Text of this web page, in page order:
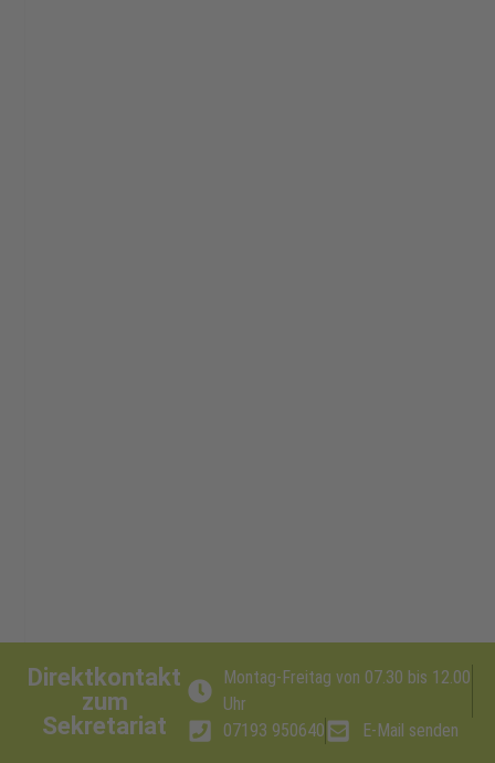
Direktkontakt
zum
Sekretariat
Montag-Freitag von 07.30 bis 12.00
Uhr
07193 950640
E-Mail senden